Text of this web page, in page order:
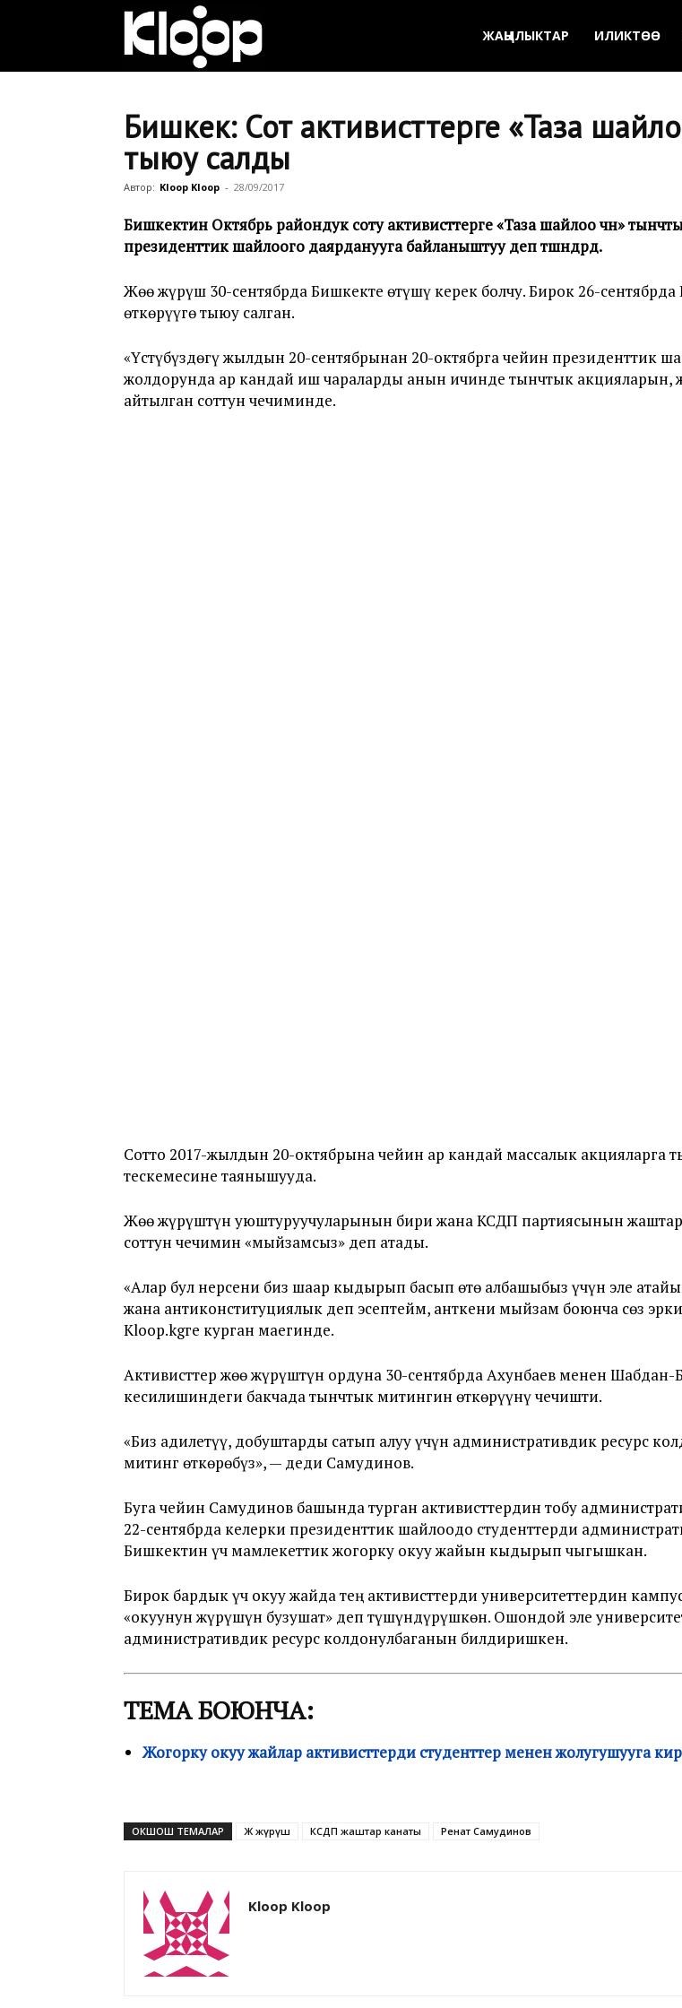
|
Кыргызстан
жаңылыктары
ЖАҢЫЛЫКТАР ИЛИКТӨӨ
Бишкек: Сот активисттерге «Таза шайлоо
тыюу салды
Автор: Kloop Kloop - 28/09/2017
Бишкектин Октябрь райондук соту активисттерге «Таза шайлоо үчүн» тынчтык
президенттик шайлоого даярданууга байланыштуу деп түшүндүрдү.
Жөө жүрүш 30-сентябрда Бишкекте өтүшү керек болчу. Бирок 26-
өткөрүүгөтыюу салган.
«Үстүбүздөгү жылдын 20-сентябрынан 20-октябрга чейин президенттик
жолдорунда ар кандай иш чараларды анын ичинде тынчтык акцияларын,
айтылган соттун чечиминде.
Сотто 2017-жылдын 20-октябрына чейин ар кандай массалык акцияларга
тескемесине таянышууда.
Жөө жүрүштүн уюштуруучуларынын бири жана КСДП партиясынын
соттун чечимин «мыйзамсыз» деп атады.
«Алар бул нерсени биз шаар кыдырып басып өтө албашыбыз үчүн эле
жана антиконституциялык деп эсептейм, анткени мыйзам боюнча сөз
Kloop.kgге курган маегинде.
Активисттер жөө жүрүштүн ордуна 30-сентябрда Ахунбаев менен
кесилишиндеги бакчада тынчтык митингин өткөрүүнү чечишти.
«Биз адилетүү, добуштарды сатып алуу үчүн административдик ресурс
митинг өткөрөбүз», — деди Самудинов.
Буга чейин Самудинов башында турган активисттердин тобу
22-сентябрда келерки президенттик шайлоодо студенттерди
Бишкектин үч мамлекеттик жогорку окуу жайын кыдырып чыгышкан.
Бирок бардык үч окуу жайда тең активисттерди университеттердин
«окуунун жүрүшүн бузушат» деп түшүндүрүшкөн. Ошондой эле
административдик ресурс колдонулбаганын билдиришкен.
ТЕМА БОЮНЧА:
Жогорку окуу жайлар активисттерди студенттер менен жолугушууга
ОКШОШ ТЕМАЛАР Жөө жүрүш КСДП жаштар канаты Ренат Самудинов
Kloop Kloop